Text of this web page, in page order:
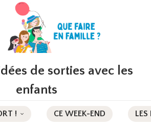
de sorties avec les
enfants
! CE WEEK-END LES